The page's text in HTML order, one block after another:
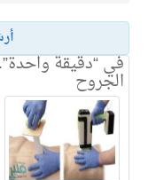
في “دقيقة
الجروح